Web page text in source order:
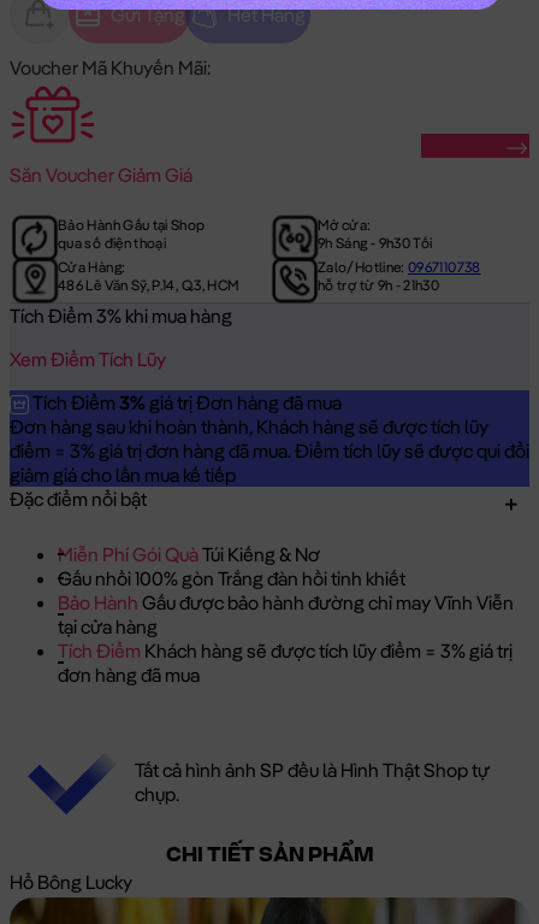
Gửi Tặng Hết Hàng
Voucher Mã Khuyến Mãi:
Săn Voucher Giảm Giá
Bảo Hành Gấu tại Shop
qua số điện thoại
Mở cửa:
9h Sáng - 9h30 Tối
Cửa Hàng:
486 Lê Văn Sỹ, P.14, Q.3, HCM
Zalo/Hotline:0967110738
hỗ trợ từ 9h - 21h30
Tích Điểm 3% khi mua hàng
Xem Điểm Tích Lũy
Tích Điểm 3% giá trị Đơn hàng đã mua
Đơn hàng sau khi hoàn thành, Khách hàng sẽ được tích lũy
điểm = 3% giá trị đơn hàng đã mua. Điểm tích lũy sẽ được qui đổi
giảm giá cho lần mua kế tiếp
Đặc điểm nổi bật
Miễn Phí Gói QuàTúi Kiếng & Nơ
Gấu nhồi 100% gòn Trắng đàn hồi tinh khiết
Bảo Hành Gấu được bảo hành đường chỉ may Vĩnh Viễn
tại cửa hàng
Tích Điểm Khách hàng sẽ được tích lũy điểm = 3% giá trị
đơn hàng đã mua
Tất cả hình ảnh SP đều là Hình Thật Shop tự
chụp.
CHI TIẾT SẢN PHẨM
Hổ Bông Lucky